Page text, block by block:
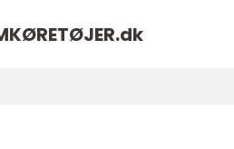
dk